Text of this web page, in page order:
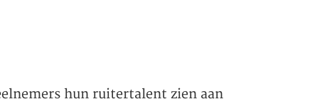
hun ruitertalent zien aan